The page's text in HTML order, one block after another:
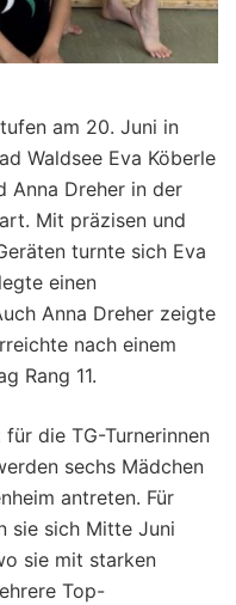
am 20. Juni in
Waldsee Eva Köberle
Anna Dreher in der
Mit präzisen und
turnte sich Eva
einen
Anna Dreher zeigte
nach einem
Rang 11.
die TG-Turnerinnen
sechs Mädchen
antreten. Für
sie sich Mitte Juni
sie mit starken
Top-